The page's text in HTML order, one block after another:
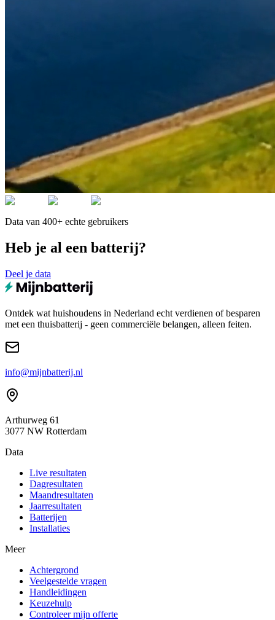
Data van 400+ echte gebruikers
Heb je al een batterij?
Deel je data
Ontdek wat huishoudens in Nederland echt verdienen of besparen
met een thuisbatterij - geen commerciële belangen, alleen feiten.
info@mijnbatterij.nl
Arthurweg 61
3077 NW Rotterdam
Data
Live resultaten
Dagresultaten
Maandresultaten
Jaarresultaten
Batterijen
Installaties
Meer
Achtergrond
Veelgestelde vragen
Handleidingen
Keuzehulp
Controleer mijn offerte